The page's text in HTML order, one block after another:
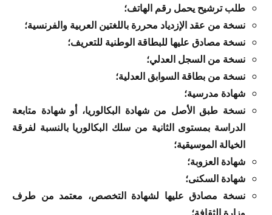
طلب ترشيح يحمل رقم الهاتف؛
نسخة من عقد الإزدياد محررة باللغتين العربية والفرنسية؛
نسخة مصادق عليها للبطاقة الوطنية للتعريف؛
نسخة من السجل العدلي؛
نسخة من بطاقة السوابق العدلية؛
شهادة مدرسية؛
نسخة طبق الأصل من شهادة البكالوريا، أو شهادة متابعة
الدراسة بمستوى الثانية من سلك البكالوريا بالنسبة لفرقة
الخيالة الموسيقية؛
شهادة العزوبة؛
شهادة السكنى؛
نسخة مصادق عليها لشهادة التخصص، معتمد من طرف
وزارة الثقافة؛